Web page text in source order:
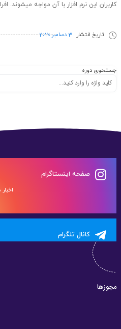
کاربران این نرم افزار با آن مواجه میشوند.
تاریخ انتشار 3 دسامبر 2020
جستحوی دوره
صفحه اینستاگرام
کانال تلگرام
مجوزها